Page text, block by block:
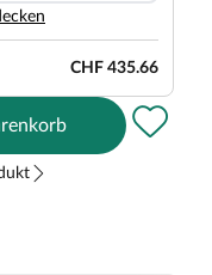
CHF 435.66